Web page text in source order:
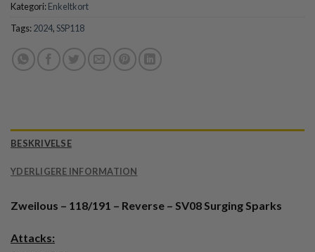
Kategori:Enkeltkort
Tags:2024,SSP118
BESKRIVELSE
YDERLIGERE INFORMATION
Zweilous – 118/191 – Reverse – SV08 Surging Sparks
Attacks: